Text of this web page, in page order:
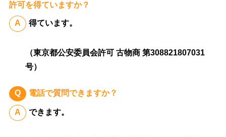
許可を得ていますか？
得ています。
（東京都公安委員会許可 古物商 第308821807031
号）
電話で質問できますか？
できます。